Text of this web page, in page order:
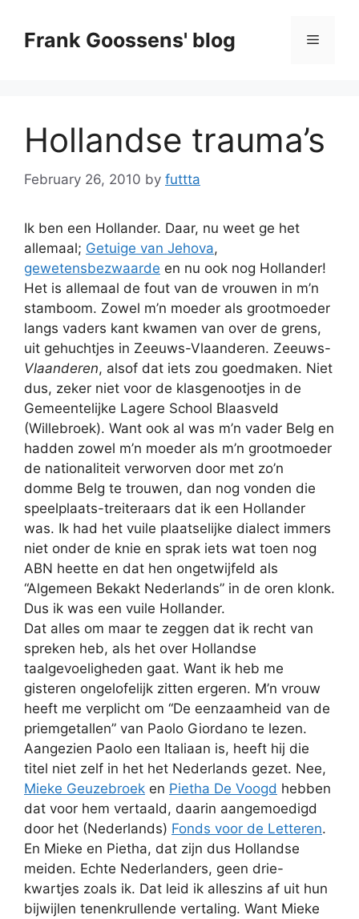
contentFrank Goossens' blog Menu
Hollandse trauma’s
February 26, 2010 by futtta
Ik ben een Hollander. Daar, nu weet ge het
allemaal; Getuige van Jehova,
gewetensbezwaarde en nu ook nog Hollander!
Het is allemaal de fout van de vrouwen in m’n
stamboom. Zowel m’n moeder als grootmoeder
langs vaders kant kwamen van over de grens,
uit gehuchtjes in Zeeuws-Vlaanderen. Zeeuws-
Vlaanderen, alsof dat iets zou goedmaken. Niet
dus, zeker niet voor de klasgenootjes in de
Gemeentelijke Lagere School Blaasveld
(Willebroek). Want ook al was m’n vader Belg en
hadden zowel m’n moeder als m’n grootmoeder
de nationaliteit verworven door met zo’n
domme Belg te trouwen, dan nog vonden die
speelplaats-treiteraars dat ik een Hollander
was. Ik had het vuile plaatselijke dialect immers
niet onder de knie en sprak iets wat toen nog
ABN heette en dat hen ongetwijfeld als
“Algemeen Bekakt Nederlands” in de oren klonk.
Dus ik was een vuile Hollander.
Dat alles om maar te zeggen dat ik recht van
spreken heb, als het over Hollandse
taalgevoeligheden gaat. Want ik heb me
gisteren ongelofelijk zitten ergeren. M’n vrouw
heeft me verplicht om “De eenzaamheid van de
priemgetallen” van Paolo Giordano te lezen.
Aangezien Paolo een Italiaan is, heeft hij die
titel niet zelf in het het Nederlands gezet. Nee,
Mieke Geuzebroek en Pietha De Voogd hebben
dat voor hem vertaald, daarin aangemoedigd
door het (Nederlands) Fonds voor de Letteren.
En Mieke en Pietha, dat zijn dus Hollandse
meiden. Echte Nederlanders, geen drie-
kwartjes zoals ik. Dat leid ik alleszins af uit hun
bijwijlen tenenkrullende vertaling. Want Mieke